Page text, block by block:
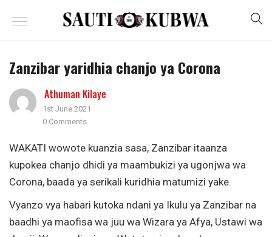
Zanzibar yaridhia chanjo ya Corona
Athuman Kilaye
1st June 2021
0 Comments
WAKATI wowote kuanzia sasa, Zanzibar itaanza
kupokea chanjo dhidi ya maambukizi ya ugonjwa wa
Corona, baada ya serikali kuridhia matumizi yake.
Vyanzo vya habari kutoka ndani ya Ikulu ya Zanzibar na
baadhi ya maofisa wa juu wa Wizara ya Afya, Ustawi wa